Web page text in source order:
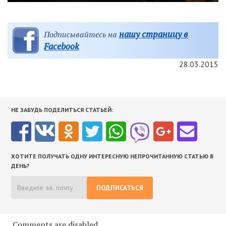
Подписывайтесь на нашу страницу в
Facebook
28.03.2015
НЕ ЗАБУДЬ ПОДЕЛИТЬСЯ СТАТЬЕЙ:
ХОТИТЕ ПОЛУЧАТЬ ОДНУ ИНТЕРЕСНУЮ НЕПРОЧИТАННУЮ СТАТЬЮ В
ДЕНЬ?
ПОДПИСАТЬСЯ